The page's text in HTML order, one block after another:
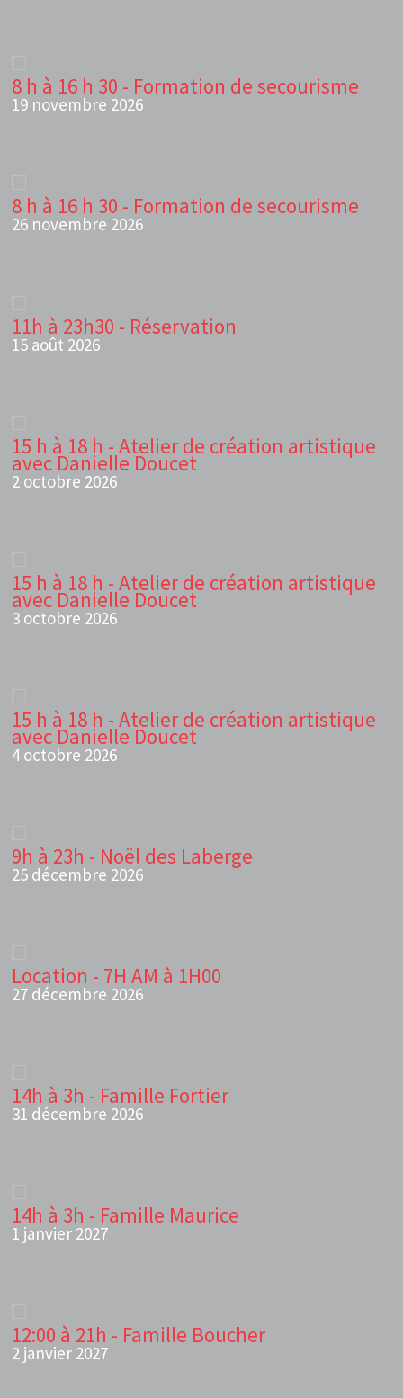
8 h à 16 h 30 - Formation de secourisme
19 novembre 2026
8 h à 16 h 30 - Formation de secourisme
26 novembre 2026
11h à 23h30 - Réservation
15 août 2026
15 h à 18 h - Atelier de création artistique
avec Danielle Doucet
2 octobre 2026
15 h à 18 h - Atelier de création artistique
avec Danielle Doucet
3 octobre 2026
15 h à 18 h - Atelier de création artistique
avec Danielle Doucet
4 octobre 2026
9h à 23h - Noël des Laberge
25 décembre 2026
Location - 7H AM à 1H00
27 décembre 2026
14h à 3h - Famille Fortier
31 décembre 2026
14h à 3h - Famille Maurice
1 janvier 2027
12:00 à 21h - Famille Boucher
2 janvier 2027